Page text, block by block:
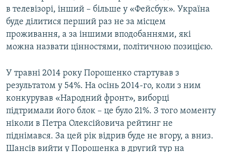
в телевізорі, інший – більше у «Фейсбук». Україна
буде ділитися перший раз не за місцем
проживання, а за іншими вподобаннями, які
можна назвати цінностями, політичною позицією.
У травні 2014 року Порошенко стартував з
результатом у 54%. На осінь 2014-го, коли з ним
конкурував «Народний фронт», виборці
підтримали його блок – це було 21%. З того моменту
ніколи в Петра Олексійовича рейтинг не
піднімався. За цей рік відрив буде не вгору, а вниз.
Шансів вийти у Порошенка в другий тур на